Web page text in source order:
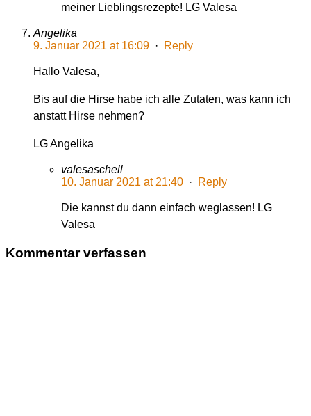
meiner Lieblingsrezepte! LG Valesa
Angelika
9. Januar 2021 at 16:09 · Reply
Hallo Valesa,
Bis auf die Hirse habe ich alle Zutaten, was kann ich
anstatt Hirse nehmen?
LG Angelika
valesaschell
10. Januar 2021 at 21:40 · Reply
Die kannst du dann einfach weglassen! LG
Valesa
Kommentar verfassen